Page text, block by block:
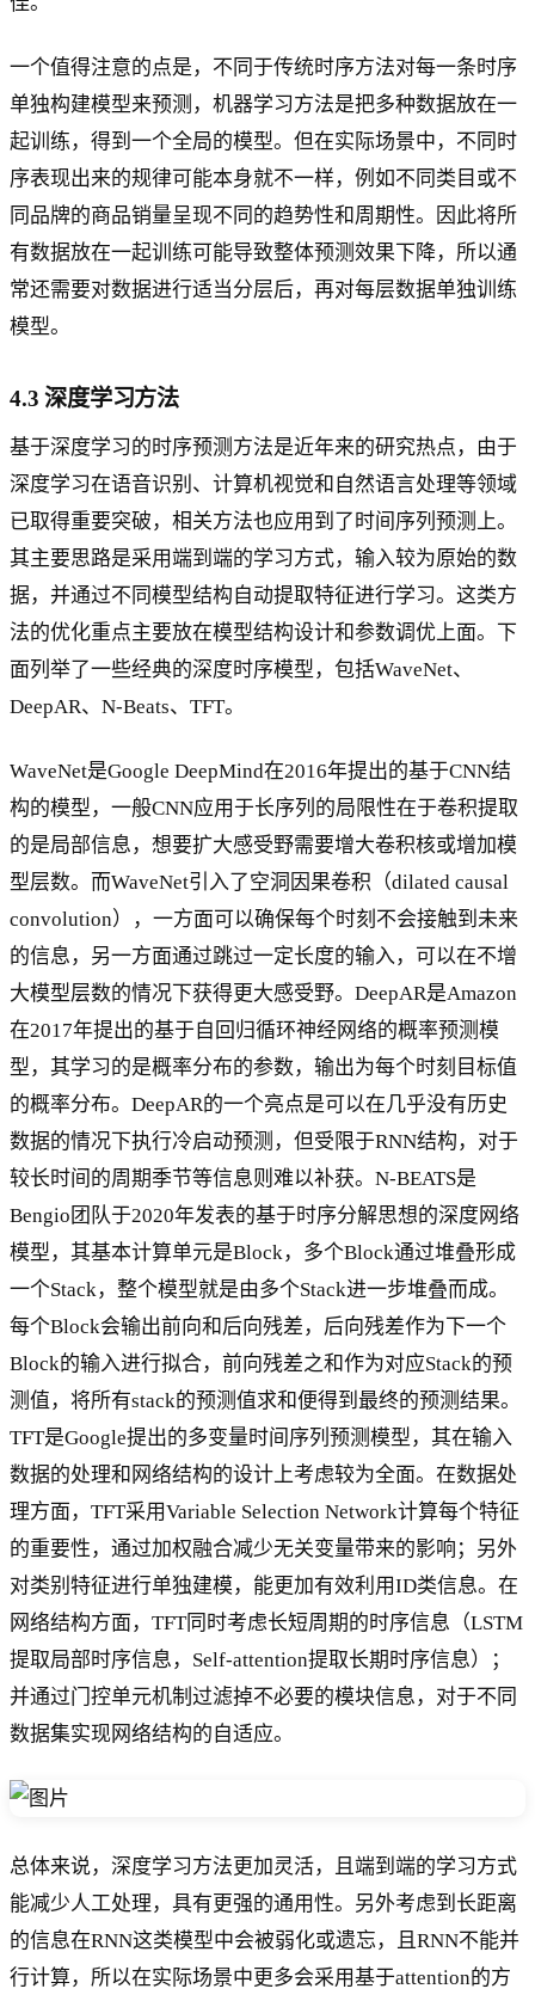
一个值得注意的点是，不同于传统时序方法对每一条时序
单独构建模型来预测，机器学习方法是把多种数据放在一
起训练，得到一个全局的模型。但在实际场景中，不同时
序表现出来的规律可能本身就不一样，例如不同类目或不
同品牌的商品销量呈现不同的趋势性和周期性。因此将所
有数据放在一起训练可能导致整体预测效果下降，所以通
常还需要对数据进行适当分层后，再对每层数据单独训练
模型。
4.3 深度学习方法
基于深度学习的时序预测方法是近年来的研究热点，由于
深度学习在语音识别、计算机视觉和自然语言处理等领域
已取得重要突破，相关方法也应用到了时间序列预测上。
其主要思路是采用端到端的学习方式，输入较为原始的数
据，并通过不同模型结构自动提取特征进行学习。这类方
法的优化重点主要放在模型结构设计和参数调优上面。下
面列举了一些经典的深度时序模型，包括WaveNet、
DeepAR、N-Beats、TFT。
WaveNet是Google DeepMind在2016年提出的基于CNN结
构的模型，一般CNN应用于长序列的局限性在于卷积提取
的是局部信息，想要扩大感受野需要增大卷积核或增加模
型层数。而WaveNet引入了空洞因果卷积（dilated causal
convolution），一方面可以确保每个时刻不会接触到未来
的信息，另一方面通过跳过一定长度的输入，可以在不增
大模型层数的情况下获得更大感受野。DeepAR是Amazon
在2017年提出的基于自回归循环神经网络的概率预测模
型，其学习的是概率分布的参数，输出为每个时刻目标值
的概率分布。DeepAR的一个亮点是可以在几乎没有历史
数据的情况下执行冷启动预测，但受限于RNN结构，对于
较长时间的周期季节等信息则难以补获。N-BEATS是
Bengio团队于2020年发表的基于时序分解思想的深度网络
模型，其基本计算单元是Block，多个Block通过堆叠形成
一个Stack，整个模型就是由多个Stack进一步堆叠而成。
每个Block会输出前向和后向残差，后向残差作为下一个
Block的输入进行拟合，前向残差之和作为对应Stack的预
测值，将所有stack的预测值求和便得到最终的预测结果。
TFT是Google提出的多变量时间序列预测模型，其在输入
数据的处理和网络结构的设计上考虑较为全面。在数据处
理方面，TFT采用Variable Selection Network计算每个特征
的重要性，通过加权融合减少无关变量带来的影响；另外
对类别特征进行单独建模，能更加有效利用ID类信息。在
网络结构方面，TFT同时考虑长短周期的时序信息（LSTM
提取局部时序信息，Self-attention提取长期时序信息）；
并通过门控单元机制过滤掉不必要的模块信息，对于不同
数据集实现网络结构的自适应。
总体来说，深度学习方法更加灵活，且端到端的学习方式
能减少人工处理，具有更强的通用性。另外考虑到长距离
的信息在RNN这类模型中会被弱化或遗忘，且RNN不能并
行计算，所以在实际场景中更多会采用基于attention的方